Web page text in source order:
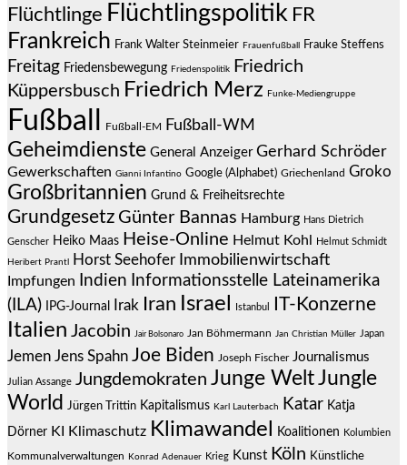
Flüchtlinge Flüchtlingspolitik FR
Frankreich Frank Walter Steinmeier Frauenfußball Frauke Steffens
Freitag Friedensbewegung Friedenspolitik
Friedrich
Küppersbusch Friedrich Merz Funke-Mediengruppe
Fußball Fußball-EM Fußball-WM
Geheimdienste General Anzeiger Gerhard Schröder
Gewerkschaften Gianni Infantino Google (Alphabet) Griechenland Groko
Großbritannien Grund & Freiheitsrechte
Grundgesetz Günter Bannas Hamburg Hans Dietrich
Genscher Heiko Maas Heise-Online Helmut Kohl Helmut Schmidt
Heribert Prantl Horst Seehofer Immobilienwirtschaft
Impfungen Indien Informationsstelle Lateinamerika
(ILA)
IPG-Journal Irak Iran Israel Istanbul IT-Konzerne
Italien Jacobin Jair Bolsonaro Jan Böhmermann Jan Christian Müller Japan
Jemen Jens Spahn Joe Biden Joseph Fischer Journalismus
Julian Assange Jungdemokraten Junge WeltJungle
World Jürgen Trittin Kapitalismus Karl Lauterbach Katar Katja
Dörner KI Klimaschutz Klimawandel Koalitionen Kolumbien
Kommunalverwaltungen Konrad Adenauer Krieg Kunst Köln Künstliche